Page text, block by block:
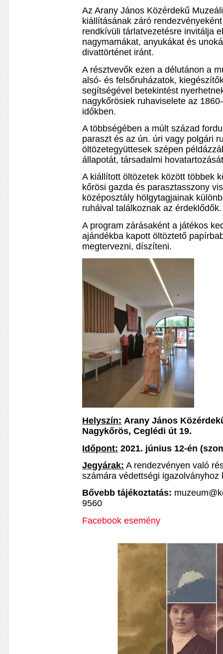
Az Arany János Közérdekű
kiállításának záró rendezvényeként
rendkívüli tárlatvezetésre invitálja
nagymamákat, anyukákat és
divattörténet iránt.
A résztvevők ezen a délutánon a
alsó- és felsőruházatok,
segítségével betekintést
nagykőrösiek ruhaviselete az
időkben.
A többségében a múlt század
paraszt és az ún. úri vagy polgári
öltözetegyüttesek szépen
állapotát, társadalmi
A kiállított öltözetek között többek
kőrösi gazda és parasztasszony
középosztály hölgytagjainak
ruháival találkoznak az érdeklődők.
A program zárásaként a játékos
ajándékba kapott öltöztető
megtervezni, díszíteni.
Helyszín: Arany János
Nagykőrös, Ceglédi út 19.
Időpont: 2021. június 12-én
Jegyárak: A rendezvényen való
számára védettségi igazolványhoz
Bővebb tájékoztatás:
9560
Facebook esemény